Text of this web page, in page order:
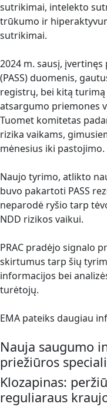
sutrikimai, intelekto
trūkumo ir
sutrikimai.
2024 m. sausį,
(PASS) duomenis,
registrų, bei kitą turimą
atsargumo priemones
Tuomet komitetas
rizika vaikams,
mėnesius iki pastojimo.
Naujo tyrimo, atlikto
buvo pakartoti PASS
neparodė ryšio tarp
NDD rizikos vaikui.
PRAC pradėjo signalo
skirtumus tarp šių
informacijos bei
turėtojų.
EMA pateiks daugiau
Nauja saugumo
priežiūros
Klozapinas:
reguliaraus